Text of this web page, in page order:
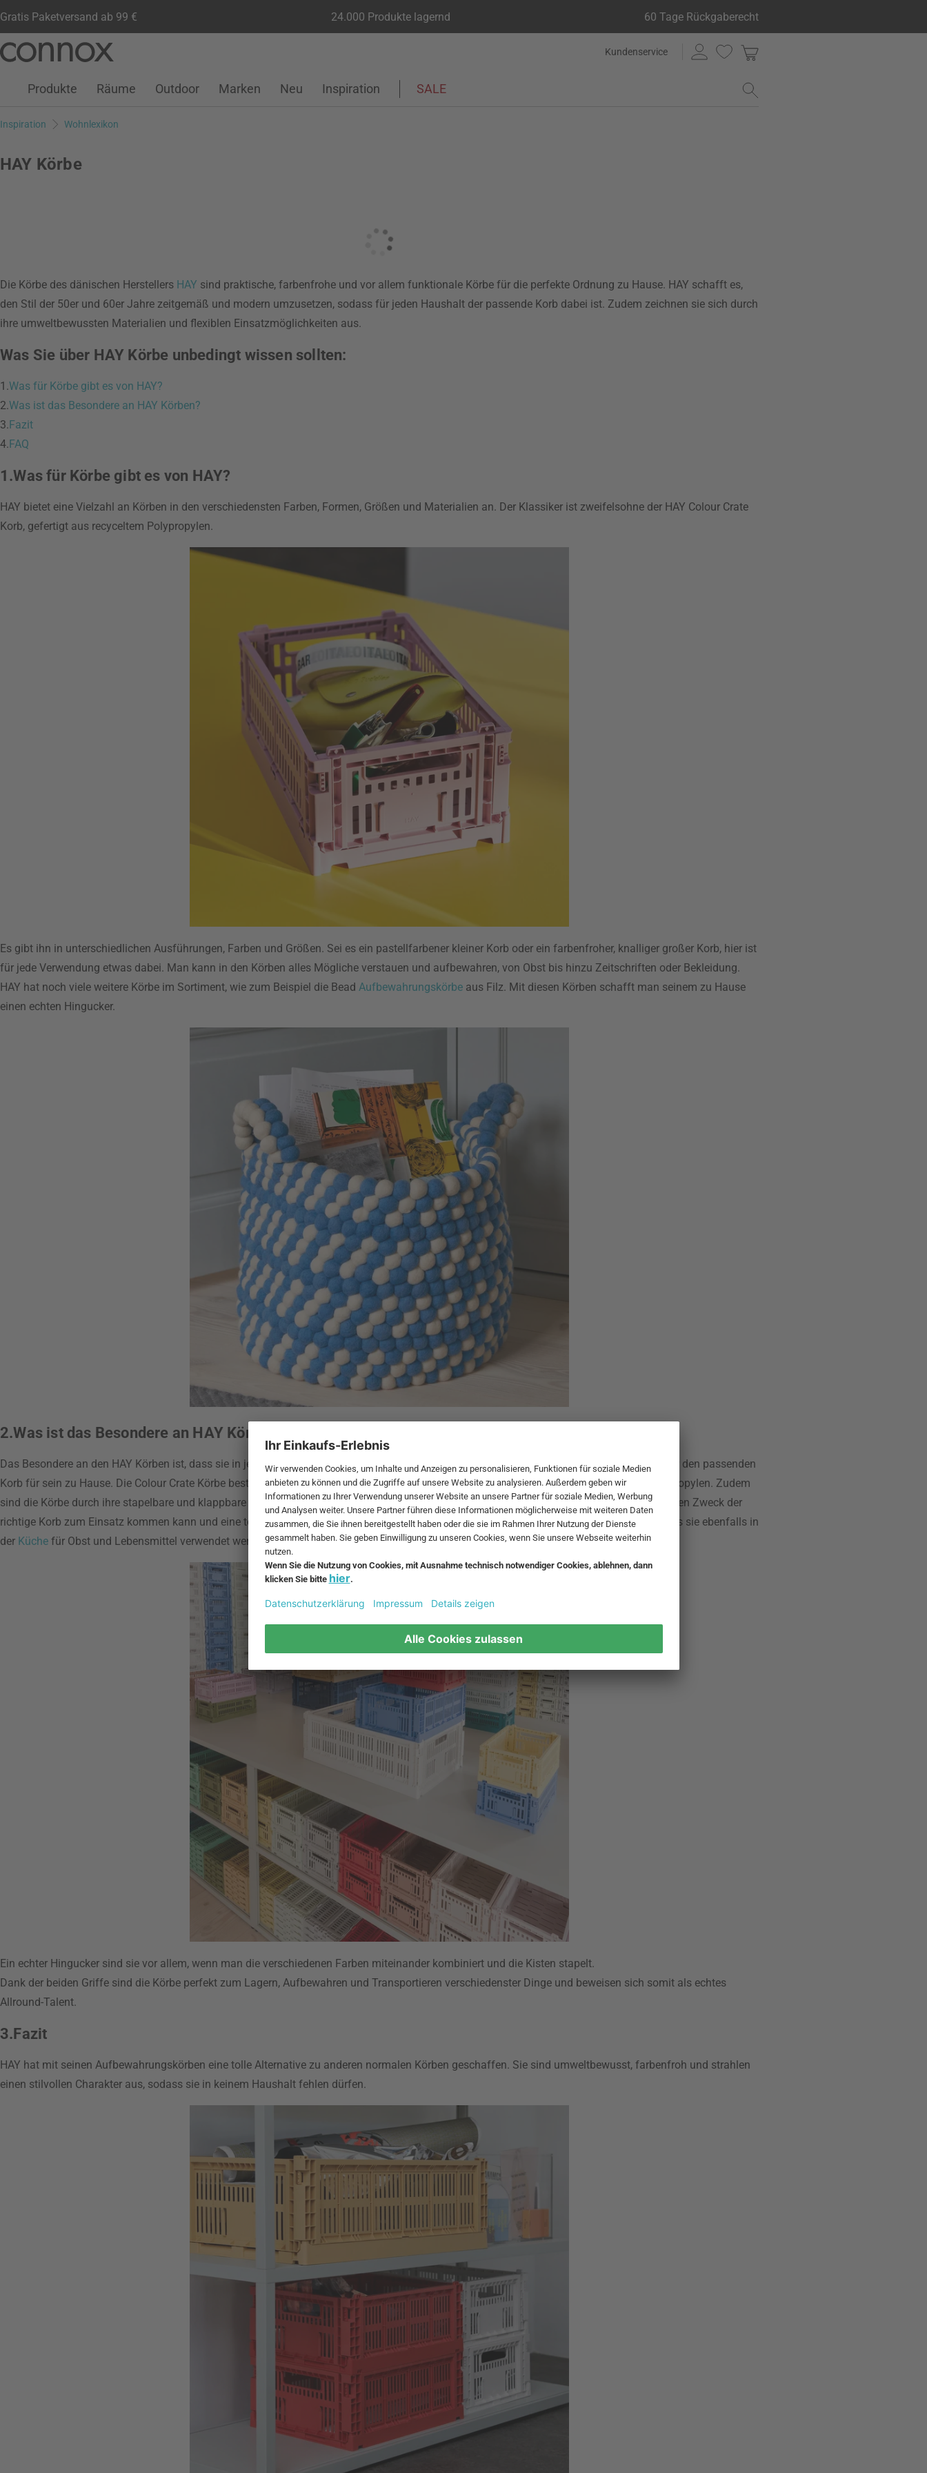
Gratis Paketversand ab 99 € 24.000 Produkte lagernd 60 Tage Rückgaberecht
Seiteninhalt
Suchfeld
Kundenservice
Kundenkonto
Wunschliste
Warenkorb
Produkte Räume Outdoor Marken Neu Inspiration SALE
Inspiration Wohnlexikon
HAY Körbe
Die Körbe des dänischen Herstellers HAY sind praktische, farbenfrohe und vor allem funktionale Körbe für die perfekte Ordnung zu Hause. HAY schafft es,
den Stil der 50er und 60er Jahre zeitgemäß und modern umzusetzen, sodass für jeden Haushalt der passende Korb dabei ist. Zudem zeichnen sie sich durch
ihre umweltbewussten Materialien und flexiblen Einsatzmöglichkeiten aus.
Was Sie über HAY Körbe unbedingt wissen sollten:
1.Was für Körbe gibt es von HAY?
2.Was ist das Besondere an HAY Körben?
3.Fazit
4.FAQ
1.Was für Körbe gibt es von HAY?
HAY bietet eine Vielzahl an Körben in den verschiedensten Farben, Formen, Größen und Materialien an. Der Klassiker ist zweifelsohne der HAY Colour Crate
Korb, gefertigt aus recyceltem Polypropylen.
Es gibt ihn in unterschiedlichen Ausführungen, Farben und Größen. Sei es ein pastellfarbener kleiner Korb oder ein farbenfroher, knalliger großer Korb, hier ist
für jede Verwendung etwas dabei. Man kann in den Körben alles Mögliche verstauen und aufbewahren, von Obst bis hinzu Zeitschriften oder Bekleidung.
HAY hat noch viele weitere Körbe im Sortiment, wie zum Beispiel die Bead Aufbewahrungskörbe aus Filz. Mit diesen Körben schafft man seinem zu Hause
einen echten Hingucker.
2.Was ist das Besondere an HAY Körben?
Das Besondere an den HAY Körben ist, dass sie in jeder möglichen Farbe erhältlich sind. Egal ob knallige oder blasse Farben, hier findet jeder den passenden
Korb für sein zu Hause. Die Colour Crate Körbe bestehen zudem aus 100% umweltbewusstem und nachhaltigem Material, recyceltem Polypropylen. Zudem
sind die Körbe durch ihre stapelbare und klappbare Funktion vielseitig einsetzbar. Die Körbe gibt es unterschiedlichen Größen, sodass für jeden Zweck der
richtige Korb zum Einsatz kommen kann und eine tolle Aufbewahrungsmöglichkeit bietet. Die Körbe sind außerdem belüftet designet, sodass sie ebenfalls in
der Küche für Obst und Lebensmittel verwendet werden können.
Ein echter Hingucker sind sie vor allem, wenn man die verschiedenen Farben miteinander kombiniert und die Kisten stapelt.
Dank der beiden Griffe sind die Körbe perfekt zum Lagern, Aufbewahren und Transportieren verschiedenster Dinge und beweisen sich somit als echtes
Allround-Talent.
3.Fazit
HAY hat mit seinen Aufbewahrungskörben eine tolle Alternative zu anderen normalen Körben geschaffen. Sie sind umweltbewusst, farbenfroh und strahlen
einen stilvollen Charakter aus, sodass sie in keinem Haushalt fehlen dürfen.